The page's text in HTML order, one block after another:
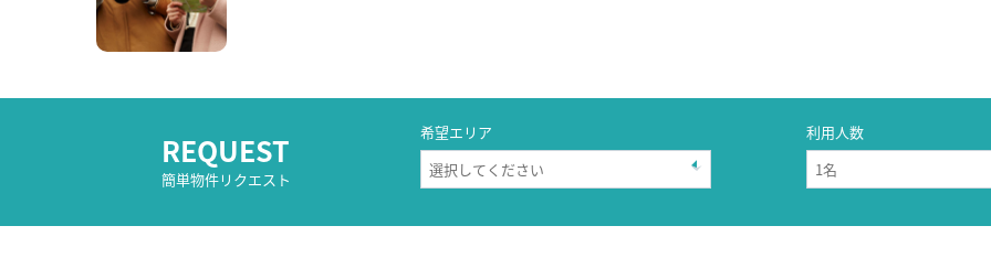
REQUEST
簡単物件リクエスト
希望エリア 利用人数